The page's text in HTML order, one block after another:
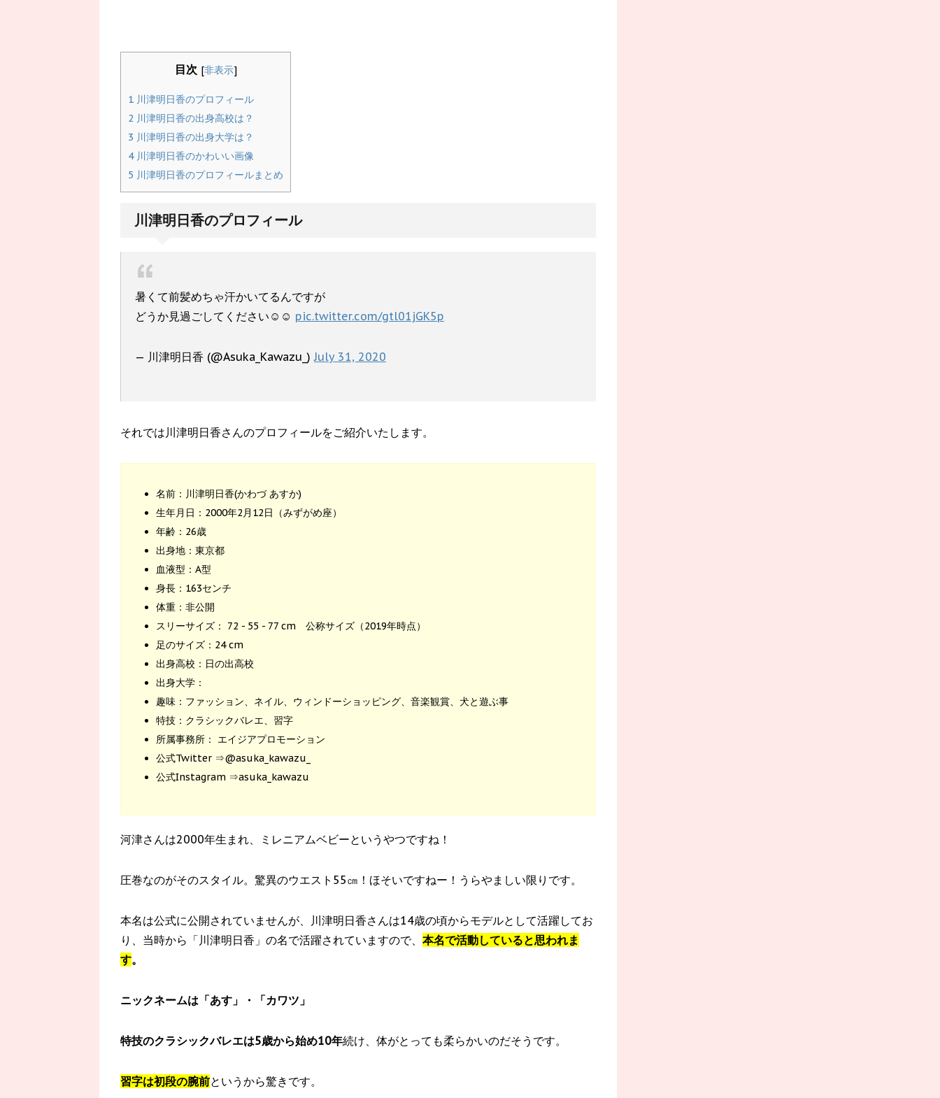
目次 [非表示]
1 川津明日香のプロフィール
2 川津明日香の出身高校は？
3 川津明日香の出身大学は？
4川津明日香のかわいい画像
5 川津明日香のプロフィールまとめ
川津明日香のプロフィール
暑くて前髪めちゃ汗かいてるんですが
どうか見過ごしてください☺︎☺︎ pic.twitter.com/gtl01jGK5p
— 川津明日香 (@Asuka_Kawazu_)July 31, 2020
それでは川津明日香さんのプロフィールをご紹介いたします。
名前：川津明日香(かわづ あすか)
生年月日：2000年2月12日（みずがめ座）
年齢：26歳
出身地：東京都
血液型：A型
身長：163センチ
体重：非公開
スリーサイズ： 72 - 55 - 77 cm 公称サイズ（2019年時点）
足のサイズ：24 cm
出身高校：日の出高校
出身大学：
趣味：ファッション、ネイル、ウィンドーショッピング、音楽観賞、犬と遊ぶ事
特技：クラシックバレエ、習字
所属事務所： エイジアプロモーション
公式Twitter ⇒@asuka_kawazu_
公式Instagram ⇒asuka_kawazu
河津さんは2000年生まれ、ミレニアムベビーというやつですね！
圧巻なのがそのスタイル。驚異のウエスト55㎝！ほそいですねー！うらやましい限りです。
本名は公式に公開されていませんが、川津明日香さんは14歳の頃からモデルとして活躍してお
り、当時から「川津明日香」の名で活躍されていますので、 本名で活動していると思われま
す。
ニックネームは「あす」・「カワツ」
特技のクラシックバレエは5歳から始め10年続け、体がとっても柔らかいのだそうです。
習字は初段の腕前というから驚きです。